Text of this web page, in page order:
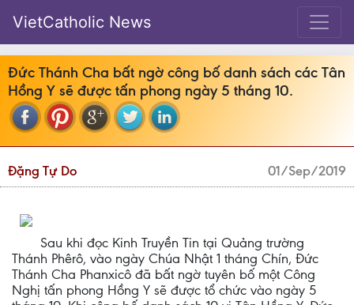
VietCatholic News
Đức Thánh Cha bất ngờ công bố danh sách các Tân
Hồng Y sẽ được tấn phong ngày 5 tháng 10.
Đặng Tự Do 01/Sep/2019
Sau khi đọc Kinh Truyền Tin tại Quảng trường
Thánh Phêrô, vào ngày Chúa Nhật 1 tháng Chín, Đức
Thánh Cha Phanxicô đã bất ngờ tuyên bố một Công
Nghị tấn phong Hồng Y sẽ được tổ chức vào ngày 5